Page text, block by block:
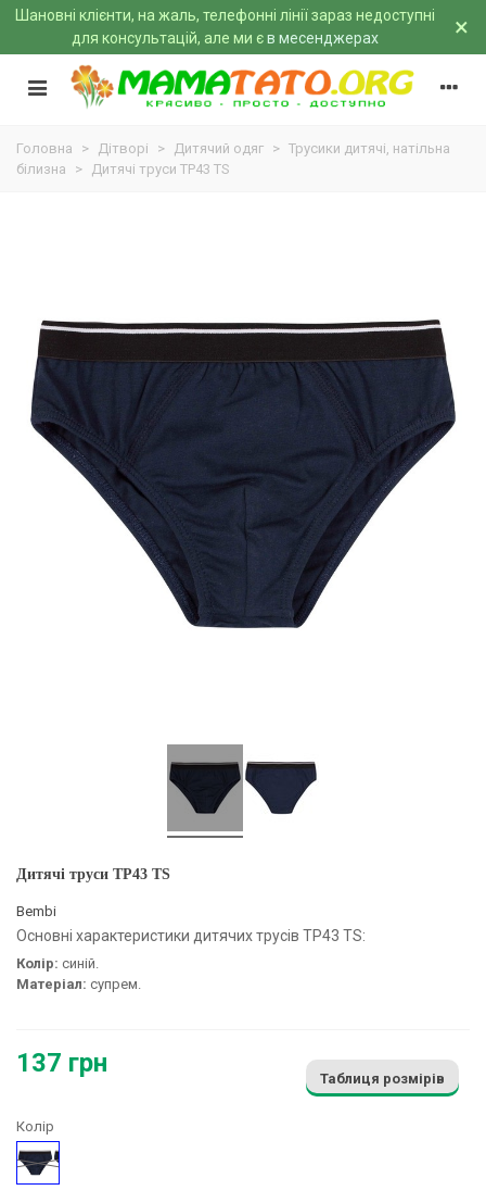
Шановні клієнти, на жаль, телефонні лінії зараз недоступні
для консультацій, але ми єв месенджерах ×
Головна > Дітворі > Дитячий одяг > Трусики дитячі, натільна
білизна
> Дитячі труси ТР43 TS
Дитячі труси ТР43 TS
Bembi
Основні характеристики дитячих трусів ТР43 TS:
Колір: синій.
Матеріал: супрем.
137 грн
Таблиця розмірів
Колір
Синій